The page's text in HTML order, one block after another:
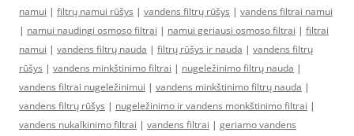
namui | filtrų namui rūšys | vandens filtrų rūšys | vandens filtrai namui
| namui naudingi osmoso filtrai | namui geriausi osmoso filtrai | filtrai
namui | vandens filtrų nauda | filtrų rūšys ir nauda | vandens filtrų
rūšys | vandens minkštinimo filtrai | nugeležinimo filtrų nauda |
vandens filtrai nugeležinimui | vandens minkštinimo filtrų nauda |
vandens filtrų rūšys | nugeležinimo ir vandens monkštinimo filtrai |
vandens nukalkinimo filtrai | vandens filtrai | geriamo vandens